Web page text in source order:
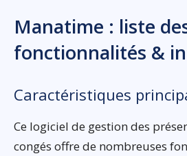
Manatime : liste
fonctionnalités &
Caractéristiques
Ce logiciel de gestion des
congés offre de nombreuses